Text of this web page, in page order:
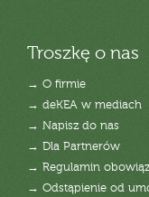
Troszkę o nas
→ O firmie
→ deKEA w mediach
→ Napisz do nas
→ Dla Partnerów
→ Regulamin
→ Odstąpienie od